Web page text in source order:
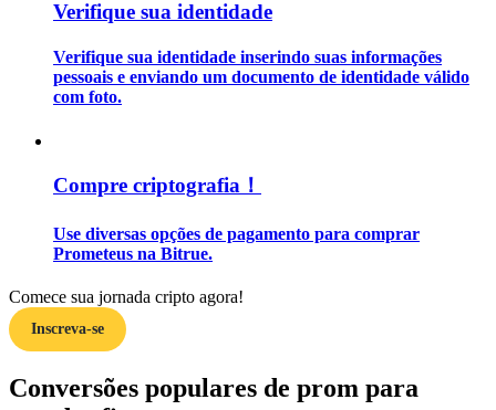
Estratégias de negociação
Aprenda como se manter lucrativo
Verifique sua identidade
Verifique sua identidade inserindo suas informações
pessoais e enviando um documento de identidade válido
com foto.
Compre criptografia！
Use diversas opções de pagamento para comprar
Prometeus na Bitrue.
Comece sua jornada cripto agora!
Inscreva-se
Conversões populares de prom para